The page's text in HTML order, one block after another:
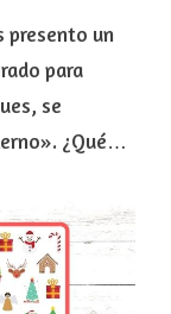
presento un
para
se
¿Qué…